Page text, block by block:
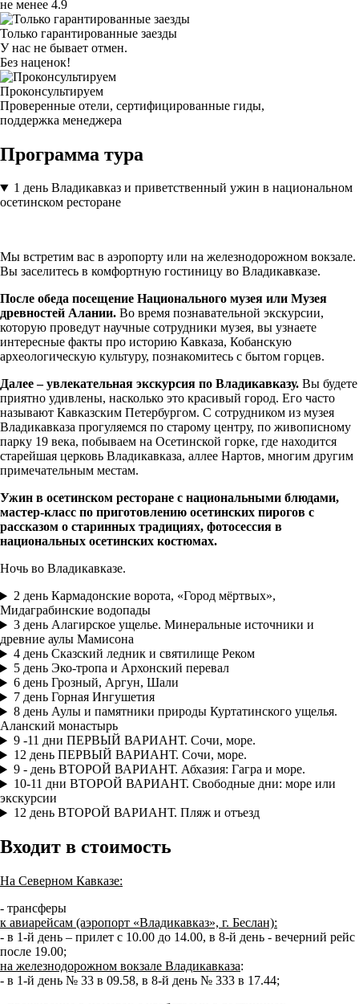
не менее 4.9
Только гарантированные заезды
У нас не бывает отмен.
Без наценок!
Проконсультируем
Проверенные отели, сертифицированные гиды,
поддержка менеджера
Программа тура
1 день Владикавказ и приветственный ужин в национальном
осетинском ресторане
Мы встретим вас в аэропорту или на железнодорожном вокзале.
Вы заселитесь в комфортную гостиницу во Владикавказе.
После обеда посещение Национального музея или Музея
древностей Алании. Во время познавательной экскурсии,
которую проведут научные сотрудники музея, вы узнаете
интересные факты про историю Кавказа, Кобанскую
археологическую культуру, познакомитесь с бытом горцев.
Далее – увлекательная экскурсия по Владикавказу. Вы будете
приятно удивлены, насколько это красивый город. Его часто
называют Кавказским Петербургом. С сотрудником из музея
Владикавказа прогуляемся по старому центру, по живописному
парку 19 века, побываем на Осетинской горке, где находится
старейшая церковь Владикавказа, аллее Нартов, многим другим
примечательным местам.
Ужин в осетинском ресторане с национальными блюдами,
мастер-класс по приготовлению осетинских пирогов с
рассказом о старинных традициях, фотосессия в
национальных осетинских костюмах.
Ночь во Владикавказе.
2 день Кармадонские ворота, «Город мёртвых»,
Мидаграбинские водопады
3 день Алагирское ущелье. Минеральные источники и
древние аулы Мамисона
4 день Сказский ледник и святилище Реком
5 день Эко-тропа и Архонский перевал
6 день Грозный, Аргун, Шали
7 день Горная Ингушетия
8 день Аулы и памятники природы Куртатинского ущелья.
Аланский монастырь
9 -11 дни ПЕРВЫЙ ВАРИАНТ. Сочи, море.
12 день ПЕРВЫЙ ВАРИАНТ. Сочи, море.
9 - день ВТОРОЙ ВАРИАНТ. Абхазия: Гагра и море.
10-11 дни ВТОРОЙ ВАРИАНТ. Свободные дни: море или
экскурсии
12 день ВТОРОЙ ВАРИАНТ. Пляж и отъезд
Входит в стоимость
На Северном Кавказе:
- трансферы
к авиарейсам (аэропорт «Владикавказ», г. Беслан):
- в 1-й день – прилет с 10.00 до 14.00, в 8-й день - вечерний рейс
после 19.00;
на железнодорожном вокзале Владикавказа:
- в 1-й день № 33 в 09.58, в 8-й день № 333 в 17.44;